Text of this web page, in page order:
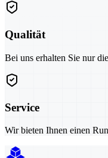
Qualität
Bei uns erhalten Sie nur
Service
Wir bieten Ihnen einen